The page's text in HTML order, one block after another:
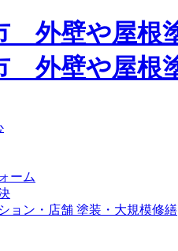
ーム
ョン・店舗 塗装・大規模修繕